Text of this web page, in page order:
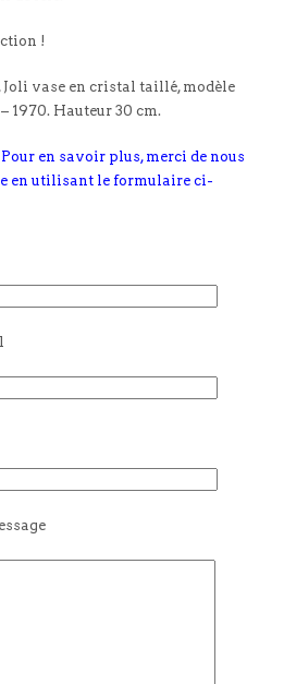
!
vase en cristal taillé, modèle
1970. Hauteur 30 cm.
en savoir plus, merci de nous
en utilisant le formulaire ci-